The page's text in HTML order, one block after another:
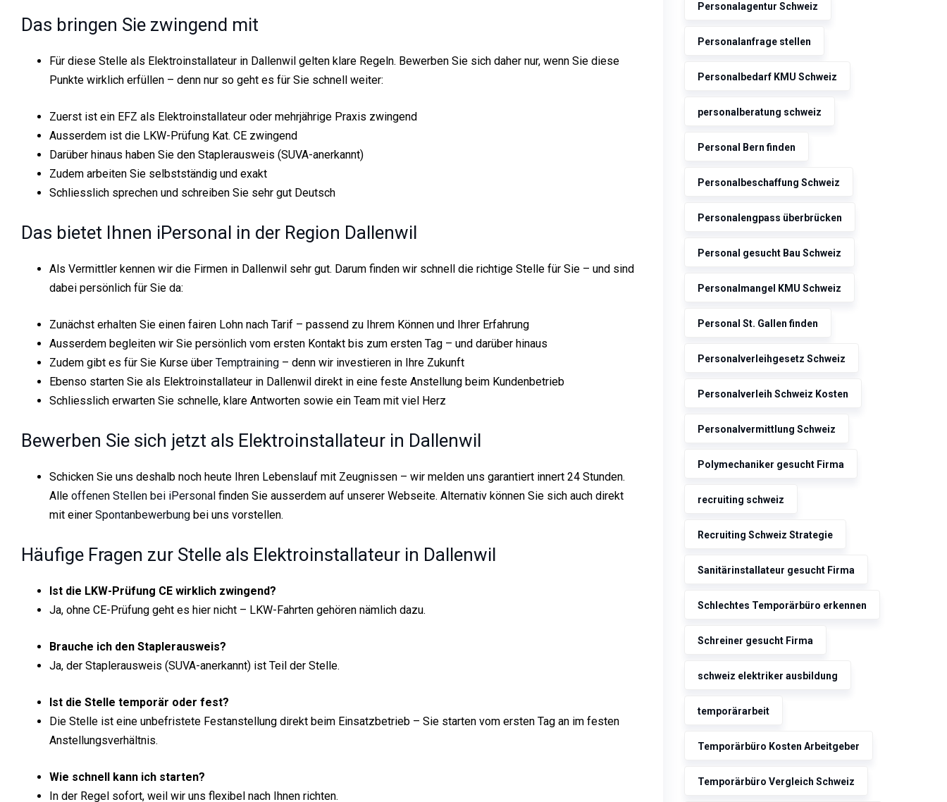
Das bringen Sie zwingend mit
Für diese Stelle als Elektroinstallateur in Dallenwil gelten klare Regeln. Bewerben Sie sich daher nur, wenn Sie diese
Punkte wirklich erfüllen – denn nur so geht es für Sie schnell weiter:
Zuerst ist ein EFZ als Elektroinstallateur oder mehrjährige Praxis zwingend
Ausserdem ist die LKW-Prüfung Kat. CE zwingend
Darüber hinaus haben Sie den Staplerausweis (SUVA-anerkannt)
Zudem arbeiten Sie selbstständig und exakt
Schliesslich sprechen und schreiben Sie sehr gut Deutsch
Das bietet Ihnen iPersonal in der Region Dallenwil
Als Vermittler kennen wir die Firmen in Dallenwil sehr gut. Darum finden wir schnell die richtige Stelle für Sie – und sind
dabei persönlich für Sie da:
Zunächst erhalten Sie einen fairen Lohn nach Tarif – passend zu Ihrem Können und Ihrer Erfahrung
Ausserdem begleiten wir Sie persönlich vom ersten Kontakt bis zum ersten Tag – und darüber hinaus
Zudem gibt es für Sie Kurse über Temptraining – denn wir investieren in Ihre Zukunft
Ebenso starten Sie als Elektroinstallateur in Dallenwil direkt in eine feste Anstellung beim Kundenbetrieb
Schliesslich erwarten Sie schnelle, klare Antworten sowie ein Team mit viel Herz
Bewerben Sie sich jetzt als Elektroinstallateur in Dallenwil
Schicken Sie uns deshalb noch heute Ihren Lebenslauf mit Zeugnissen – wir melden uns garantiert innert 24 Stunden.
Alle offenen Stellen bei iPersonal finden Sie ausserdem auf unserer Webseite. Alternativ können Sie sich auch direkt
mit einer Spontanbewerbung bei uns vorstellen.
Häufige Fragen zur Stelle als Elektroinstallateur in Dallenwil
Ist die LKW-Prüfung CE wirklich zwingend?
Ja, ohne CE-Prüfung geht es hier nicht – LKW-Fahrten gehören nämlich dazu.
Brauche ich den Staplerausweis?
Ja, der Staplerausweis (SUVA-anerkannt) ist Teil der Stelle.
Ist die Stelle temporär oder fest?
Die Stelle ist eine unbefristete Festanstellung direkt beim Einsatzbetrieb – Sie starten vom ersten Tag an im festen
Anstellungsverhältnis.
Wie schnell kann ich starten?
In der Regel sofort, weil wir uns flexibel nach Ihnen richten.
Personalagentur Schweiz
Personalanfrage stellen
Personalbedarf KMU Schweiz
personalberatung schweiz
Personal Bern finden
Personalbeschaffung Schweiz
Personalengpass überbrücken
Personal gesucht Bau Schweiz
Personalmangel KMU Schweiz
Personal St. Gallen finden
Personalverleihgesetz Schweiz
Personalverleih Schweiz Kosten
Personalvermittlung Schweiz
Polymechaniker gesucht Firma
recruiting schweiz
Recruiting Schweiz Strategie
Sanitärinstallateur gesucht Firma
Schlechtes Temporärbüro erkennen
Schreiner gesucht Firma
schweiz elektriker ausbildung
temporärarbeit
Temporärbüro Kosten Arbeitgeber
Temporärbüro Vergleich Schweiz